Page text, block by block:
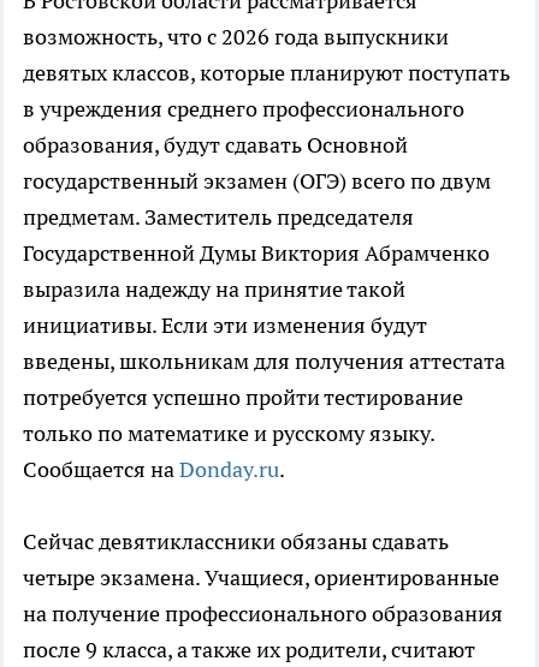
возможность, что с 2026 года выпускники
девятых классов, которые планируют поступать
в учреждения среднего профессионального
образования, будут сдавать Основной
государственный экзамен (ОГЭ) всего по двум
предметам. Заместитель председателя
Государственной Думы Виктория Абрамченко
выразила надежду на принятие такой
инициативы. Если эти изменения будут
введены, школьникам для получения аттестата
потребуется успешно пройти тестирование
только по математике и русскому языку.
Сообщается наDonday.ru.
Сейчас девятиклассники обязаны сдавать
четыре экзамена. Учащиеся, ориентированные
на получение профессионального образования
после 9 класса, а также их родители, считают